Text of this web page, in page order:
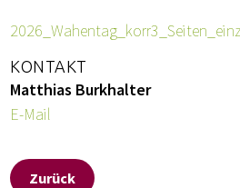
KONTAKT
Matthias Burkhalter
E-Mail
Zurück